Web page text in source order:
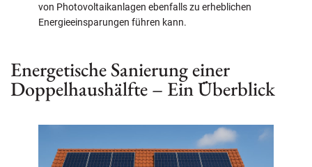
von Photovoltaikanlagen ebenfalls zu erheblichen
Energieeinsparungen führen kann.
Energetische Sanierung einer
Doppelhaushälfte – Ein Überblick